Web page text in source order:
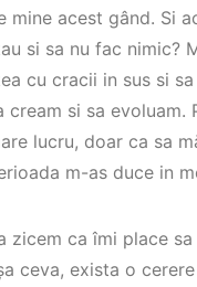
mine acest gând. Si
si sa nu fac nimic?
cu cracii in sus si
cream si sa
lucru, doar ca sa
m-as duce in
zicem ca îmi place
ceva, exista o